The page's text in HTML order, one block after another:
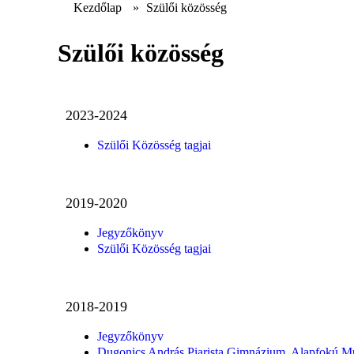
Kezdőlap » Szülői közösség
Szülői közösség
2023-2024
Szülői Közösség tagjai
2019-2020
Jegyzőkönyv
Szülői Közösség tagjai
2018-2019
Jegyzőkönyv